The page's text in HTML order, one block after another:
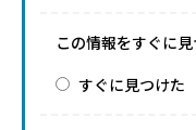
この情報をすぐに
すぐに見つけた